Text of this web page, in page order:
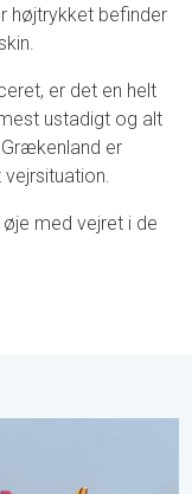
højtrykket befinder
er det en helt
ustadigt og alt
er
med vejret i de
40 grader. .